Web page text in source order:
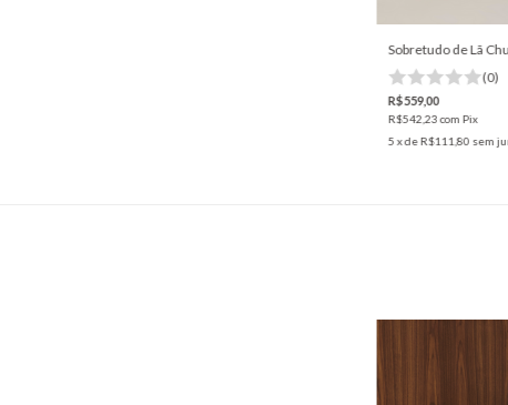
Sobretudo de Lã
(0)
R$559,00
R$542,23com Pix
5 x deR$111,80 sem